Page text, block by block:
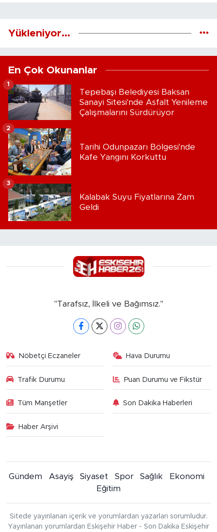
Yükleniyor...
En Çok Okunanlar
Tepebaşı Belediyesi Baksan
Sanayi Sitesi'nde Asfalt Yenileme
Çalışmalarını Sürdürüyor
1
Tarihi Odunpazarı Bölgesi'nde
Kafe Yangını Korkuttu
2
Kalabak Suyu Fiyatlarına Zam
Geldi
3
"Tarafsız, İlkeli ve Bağımsız."
Nöbetçi Eczaneler Hava Durumu
Trafik Durumu Puan Durumu ve Fikstür
Tüm Manşetler Son Dakika Haberleri
Haber Arşivi
Gündem Asayiş Siyaset Spor Sağlık
Ekonomi
Eğitim
Sitede yayınlanan içerik ve yorumlardan yazarları sorumludur.
Yayınlanan yorumlardan Eskişehir Haber - Son Dakika Eskişehir